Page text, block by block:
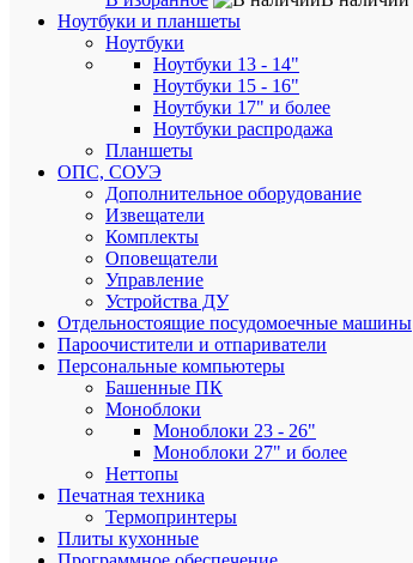
Ноутбуки и планшеты
Ноутбуки
Ноутбуки 13 - 14"
Ноутбуки 15 - 16"
Ноутбуки 17" и более
Ноутбуки распродажа
Планшеты
ОПС, СОУЭ
Дополнительное оборудование
Извещатели
Комплекты
Оповещатели
Управление
Устройства ДУ
Отдельностоящие посудомоечные машины
Пароочистители и отпариватели
Персональные компьютеры
Башенные ПК
Моноблоки
Моноблоки 23 - 26"
Моноблоки 27" и более
Неттопы
Печатная техника
Термопринтеры
Плиты кухонные